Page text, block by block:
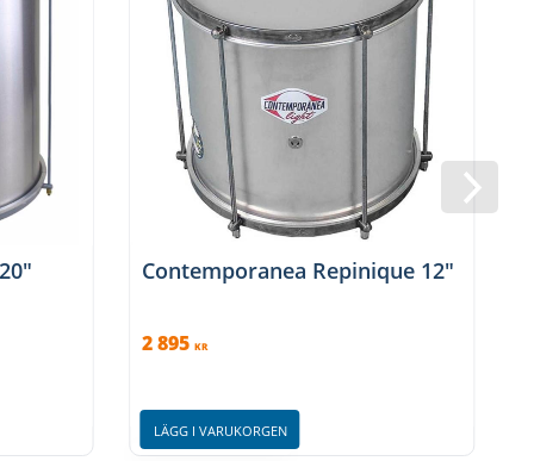
Contemporanea Repinique 12″
2 895 KR
LÄGG I VARUKORGEN